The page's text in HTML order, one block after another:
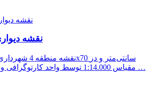
نقشه دیواری
مقیاس 1:14.000 توسط واحد کارتوگرافی و جغرافیایی انتشارات …